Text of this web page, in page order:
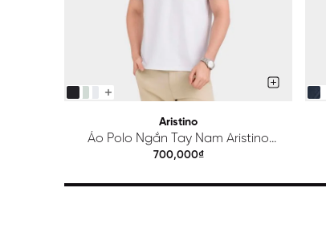
Aristino
Áo Polo Ngắn Tay Nam Aristino
Regular APS615EDP01
700,000₫